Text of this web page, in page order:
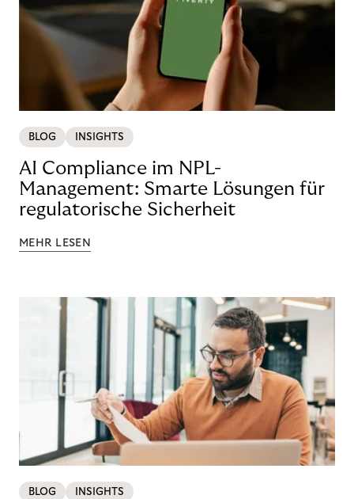
BLOG INSIGHTS
AI Compliance im NPL-
Management: Smarte Lösungen für
regulatorische Sicherheit
MEHR LESEN
BLOG INSIGHTS